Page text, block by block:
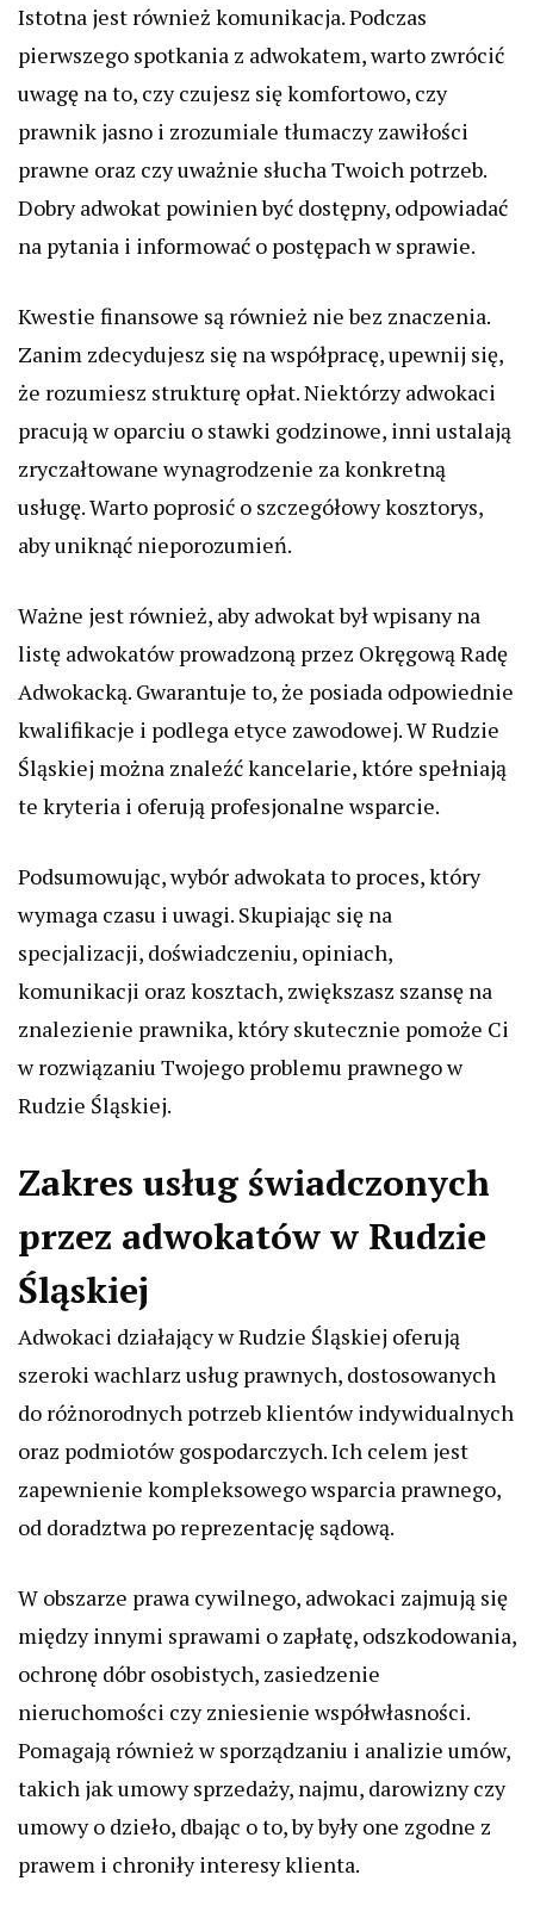
Istotna jest również komunikacja. Podczas
pierwszego spotkania z adwokatem, warto zwrócić
uwagę na to, czy czujesz się komfortowo, czy
prawnik jasno i zrozumiale tłumaczy zawiłości
prawne oraz czy uważnie słucha Twoich potrzeb.
Dobry adwokat powinien być dostępny, odpowiadać
na pytania i informować o postępach w sprawie.
Kwestie finansowe są również nie bez znaczenia.
Zanim zdecydujesz się na współpracę, upewnij się,
że rozumiesz strukturę opłat. Niektórzy adwokaci
pracują w oparciu o stawki godzinowe, inni ustalają
zryczałtowane wynagrodzenie za konkretną
usługę. Warto poprosić o szczegółowy kosztorys,
aby uniknąć nieporozumień.
Ważne jest również, aby adwokat był wpisany na
listę adwokatów prowadzoną przez Okręgową Radę
Adwokacką. Gwarantuje to, że posiada odpowiednie
kwalifikacje i podlega etyce zawodowej. W Rudzie
Śląskiej można znaleźć kancelarie, które spełniają
te kryteria i oferują profesjonalne wsparcie.
Podsumowując, wybór adwokata to proces, który
wymaga czasu i uwagi. Skupiając się na
specjalizacji, doświadczeniu, opiniach,
komunikacji oraz kosztach, zwiększasz szansę na
znalezienie prawnika, który skutecznie pomoże Ci
w rozwiązaniu Twojego problemu prawnego w
Rudzie Śląskiej.
Zakres usług świadczonych
przez adwokatów w Rudzie
Śląskiej
Adwokaci działający w Rudzie Śląskiej oferują
szeroki wachlarz usług prawnych, dostosowanych
do różnorodnych potrzeb klientów indywidualnych
oraz podmiotów gospodarczych. Ich celem jest
zapewnienie kompleksowego wsparcia prawnego,
od doradztwa po reprezentację sądową.
W obszarze prawa cywilnego, adwokaci zajmują się
między innymi sprawami o zapłatę, odszkodowania,
ochronę dóbr osobistych, zasiedzenie
nieruchomości czy zniesienie współwłasności.
Pomagają również w sporządzaniu i analizie umów,
takich jak umowy sprzedaży, najmu, darowizny czy
umowy o dzieło, dbając o to, by były one zgodne z
prawem i chroniły interesy klienta.